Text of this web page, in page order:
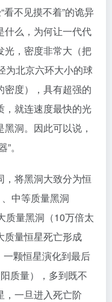
不见摸不着”的诡异
什么，为何让一代代
光，密度非常大（把
为北京六环大小的球
密度），具有超强的
，就连速度最快的光
洞。因此可以说，
。
将黑洞大致分为恒
中等质量黑洞
质量黑洞（10万倍太
质量恒星死亡形成
一颗恒星演化到最后
质量），多到既不
，一旦进入死亡阶